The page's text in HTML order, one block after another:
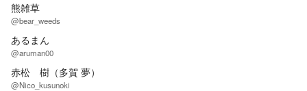
熊雑草
@bear_weeds
あるまん
@aruman00
赤松 樹（多賀 夢）
@Nico_kusunoki